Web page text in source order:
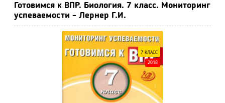
Готовимся к ВПР. Биология. 7 класс. Мониторинг
успеваемости - Лернер Г.И.
7 КЛАСС
2018